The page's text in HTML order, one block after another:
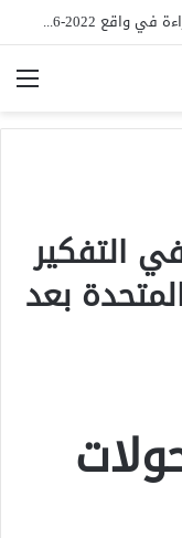
الصناعة العراقية بين التعافي والتحول: قراءة في واقع 2022-2026
التفكير
بعد